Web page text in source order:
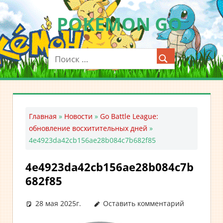
Перейти
к
содержимомуPOKEMON GO
Мобильное
приложение
для
ловли
Покемон
Главная » Новости » Go Battle League:
обновление восхитительных дней »
4e4923da42cb156ae28b084c7b682f85
4e4923da42cb156ae28b084c7b
682f85
28 мая 2025г. Оставить комментарий